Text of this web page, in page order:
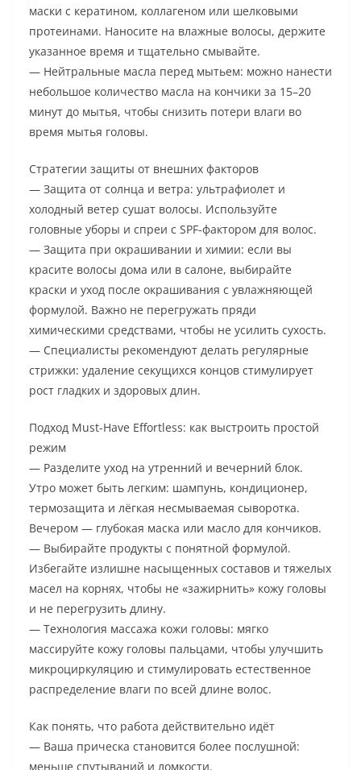
маски с кератином, коллагеном или шелковыми
протеинами. Наносите на влажные волосы, держите
указанное время и тщательно смывайте.
— Нейтральные масла перед мытьем: можно нанести
небольшое количество масла на кончики за 15–20
минут до мытья, чтобы снизить потери влаги во
время мытья головы.
Стратегии защиты от внешних факторов
— Защита от солнца и ветра: ультрафиолет и
холодный ветер сушат волосы. Используйте
головные уборы и спреи с SPF‑фактором для волос.
— Защита при окрашивании и химии: если вы
красите волосы дома или в салоне, выбирайте
краски и уход после окрашивания с увлажняющей
формулой. Важно не перегружать пряди
химическими средствами, чтобы не усилить сухость.
— Специалисты рекомендуют делать регулярные
стрижки: удаление секущихся концов стимулирует
рост гладких и здоровых длин.
Подход Must-Have Effortless: как выстроить простой
режим
— Разделите уход на утренний и вечерний блок.
Утро может быть легким: шампунь, кондиционер,
термозащита и лёгкая несмываемая сыворотка.
Вечером — глубокая маска или масло для кончиков.
— Выбирайте продукты с понятной формулой.
Избегайте излишне насыщенных составов и тяжелых
масел на корнях, чтобы не «зажирнить» кожу головы
и не перегрузить длину.
— Технология массажа кожи головы: мягко
массируйте кожу головы пальцами, чтобы улучшить
микроциркуляцию и стимулировать естественное
распределение влаги по всей длине волос.
Как понять, что работа действительно идёт
— Ваша прическа становится более послушной:
меньше спутываний и ломкости.